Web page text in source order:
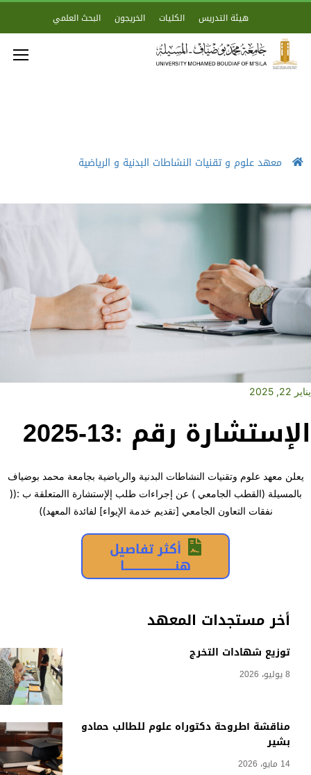
هيئة التدريس الكليات الخريجون البحث العلمي
معهد علوم و تقنيات النشاطات البدنية و الرياضية
أخر مستجدات المعهد
توزيع شهادات التخرج
8 يوليو، 2026
مناقشة أطروحة دكتوراه علوم للطالب حمادو
بشير
14 مايو، 2026
يناير 22, 2025
الإستشارة رقم :13-2025
يعلن معهد علوم وتقنيات النشاطات البدنية والرياضية بجامعة محمد بوضياف
بالمسيلة (القطب الجامعي ) عن إجراءات طلب إلإستشارة االمتعلقة ب :((
نفقات التعاون الجامعي [تقديم خدمة الإيواء] لفائدة المعهد))
أكثر تفاصيل
هنــــــــــــــــــــــــا